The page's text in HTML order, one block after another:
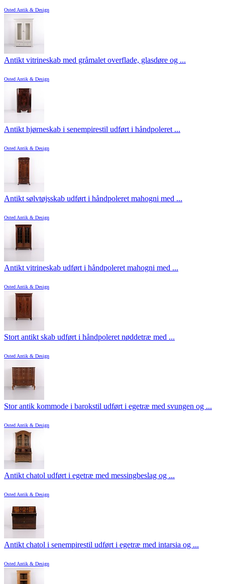
Osted Antik & Design
Antikt vitrineskab med gråmalet overflade, glasdøre og ...
Osted Antik & Design
Antikt hjørneskab i senempirestil udført i håndpoleret ...
Osted Antik & Design
Antikt sølvtøjsskab udført i håndpoleret mahogni med ...
Osted Antik & Design
Antikt vitrineskab udført i håndpoleret mahogni med ...
Osted Antik & Design
Stort antikt skab udført i håndpoleret nøddetræ med ...
Osted Antik & Design
Stor antik kommode i barokstil udført i egetræ med svungen og ...
Osted Antik & Design
Antikt chatol udført i egetræ med messingbeslag og ...
Osted Antik & Design
Antikt chatol i senempirestil udført i egetræ med intarsia og ...
Osted Antik & Design